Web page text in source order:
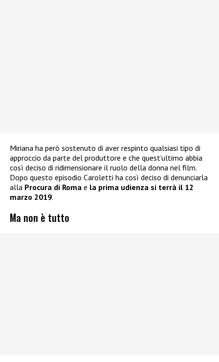
Miriana ha però sostenuto di aver respinto qualsiasi tipo di
approccio da parte del produttore e che quest’ultimo abbia
così deciso di ridimensionare il ruolo della donna nel film.
Dopo questo episodio Caroletti ha così deciso di denunciarla
alla Procura di Roma e la prima udienza si terrà il 12
marzo 2019.
Ma non è tutto